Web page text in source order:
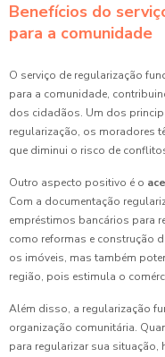
Benefícios do
para a comunidade
O serviço de regularização
para a comunidade,
dos cidadãos. Um dos
regularização, os moradores
que diminui o risco de
Outro aspecto positivo é o
Com a documentação
empréstimos bancários para
como reformas e construção
os imóveis, mas também
região, pois estimula o
Além disso, a regularização
organização comunitária.
para regularizar sua